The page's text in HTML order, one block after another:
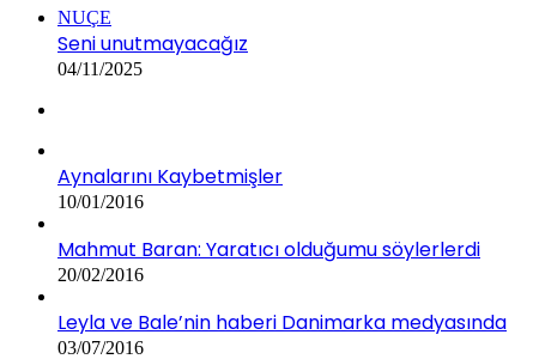
NUÇE
Seni unutmayacağız
04/11/2025
Aynalarını Kaybetmişler
10/01/2016
Mahmut Baran: Yaratıcı olduğumu söylerlerdi
20/02/2016
Leyla ve Bale’nin haberi Danimarka medyasında
03/07/2016